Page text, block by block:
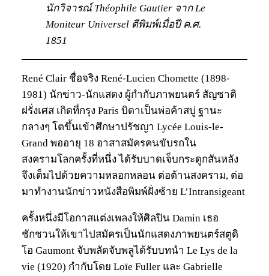
นักวิจารณ์ Théophile Gautier จาก Le
Moniteur Universel ตีพิมพ์เมื่อปี ค.ศ.
1851
René Clair ชื่อจริง René-Lucien Chomette (1898-
1981) นักข่าว-นักแสดง ผู้กำกับภาพยนตร์ สัญชาติ
ฝรั่งเศส เกิดที่กรุง Paris บิดาเป็นพ่อค้าสบู่ ฐานะ
กลางๆ โตขึ้นเข้าศึกษาปรัชญา Lycée Louis-le-
Grand พออายุ 18 อาสาสมัครคนขับรถใน
สงครามโลกครั้งที่หนึ่ง ได้รับบาดเจ็บกระดูกสันหลัง
จึงเต็มไปด้วยความหลอกหลอน ต่อต้านสงคราม, ต่อ
มาทำงานนักข่าวหนังสือพิมพ์ฝั่งซ้าย L’Intransigeant
ครั้งหนึ่งมีโอกาสแต่งเพลงให้ศิลปิน Damin เธอ
ชักชวนให้เขาไปสมัครเป็นนักแสดงภาพยนตร์สตูดิ
โอ Gaumont จับพลัดจับพลูได้รับบทนำ Le Lys de la
vie (1920) กำกับโดย Loïe Fuller และ Gabrielle